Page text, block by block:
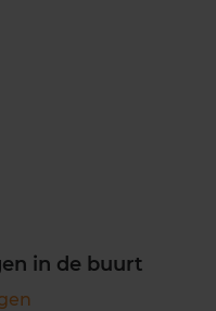
in de buurt